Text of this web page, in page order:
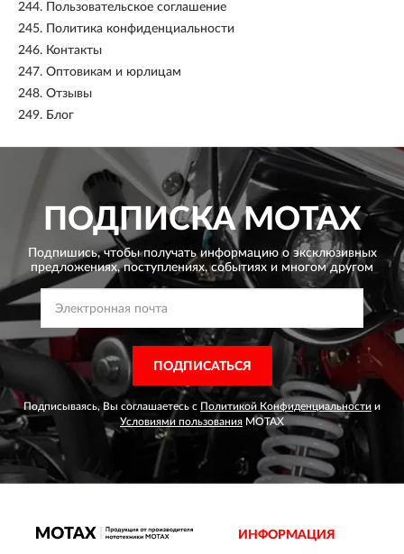
244.
Пользовательское соглашение
245.
Политика конфиденциальности
246. Контакты
247. Оптовикам и юрлицам
248. Отзывы
249. Блог
ПОДПИСКАMOTAX
Подпишись, чтобы получать информацию о эксклюзивных
предложениях,поступлениях, событиях и многом другом
ПОДПИСАТЬСЯ
Подписываясь, Вы соглашаетесь с Политикой Конфиденциальности и
Условиями пользования MOTAX
ИНФОРМАЦИЯ